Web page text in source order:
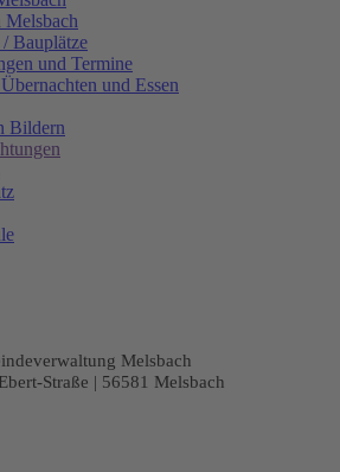
Melsbach
Bauplätze
und Termine
und Essen
Bildern
Melsbach
Straße | 56581 Melsbach